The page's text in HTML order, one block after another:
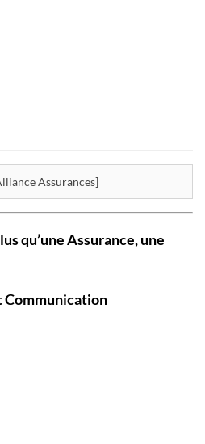
Assurances]
qu’une Assurance, une